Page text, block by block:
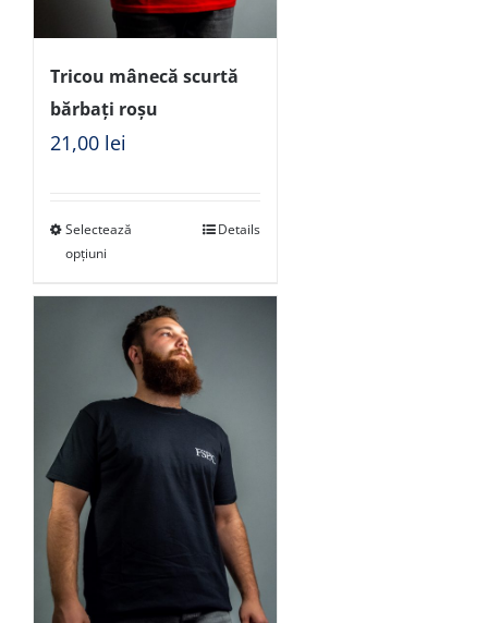
Tricou mânecă scurtă
bărbați roșu
21,00 lei
Selectează
opțiuni
Details